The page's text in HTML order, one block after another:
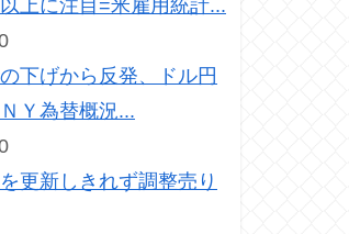
上に注目=米雇用統計...
下げから反発、ドル円
Ｙ為替概況...
更新しきれず調整売り